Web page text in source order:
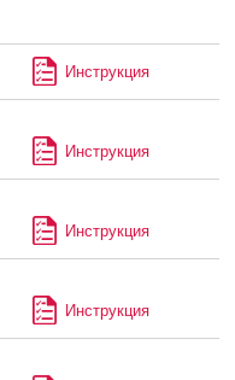
Инструкция
Инструкция
Инструкция
Инструкция